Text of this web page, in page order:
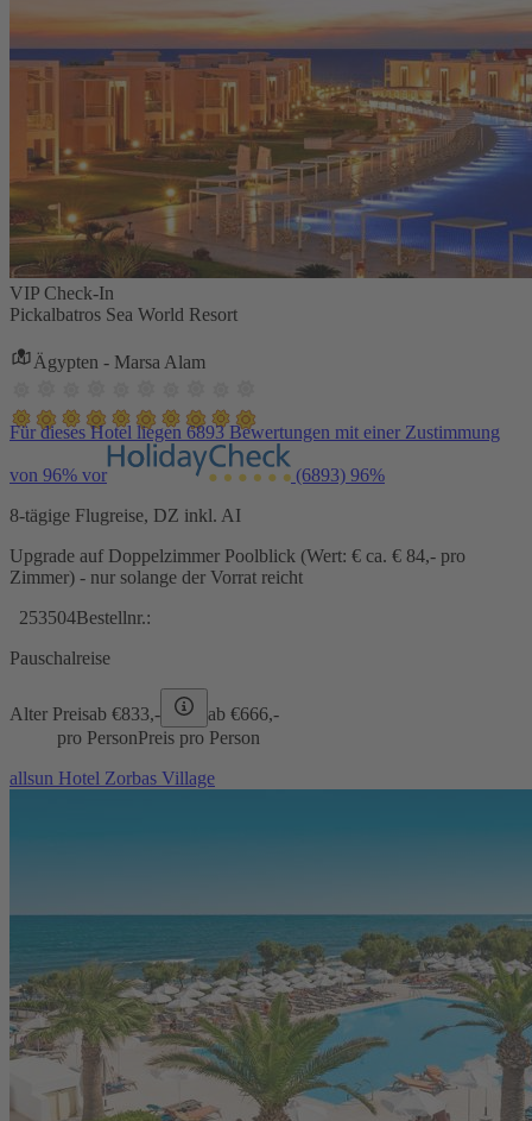
VIP Check-In
Pickalbatros Sea World Resort
Ägypten - Marsa Alam
Für dieses Hotel liegen 6893 Bewertungen mit einer Zustimmung
von 96% vor (6893) 96%
8-tägige Flugreise, DZ inkl. AI
Upgrade auf Doppelzimmer Poolblick (Wert: € ca. € 84,- pro
Zimmer) - nur solange der Vorrat reicht
253504Bestellnr.:
Pauschalreise
Alter Preisab €833,- ab €666,-
pro PersonPreis pro Person
allsun Hotel Zorbas Village